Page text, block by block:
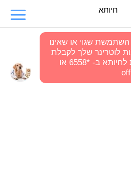
חיותא
השתמשת שגוי או שאינו
לוטרינר שלך לקבלת
לינק חדש או ישירות לחיותא ב- *6558 או